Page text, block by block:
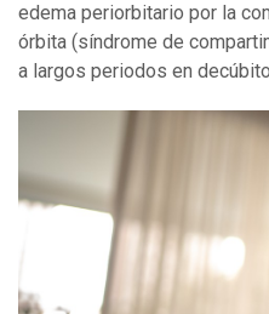
edema periorbitario por la
órbita (síndrome de
a largos periodos en